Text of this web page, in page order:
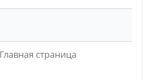
страница